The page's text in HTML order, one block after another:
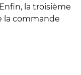
la troisième
la commande